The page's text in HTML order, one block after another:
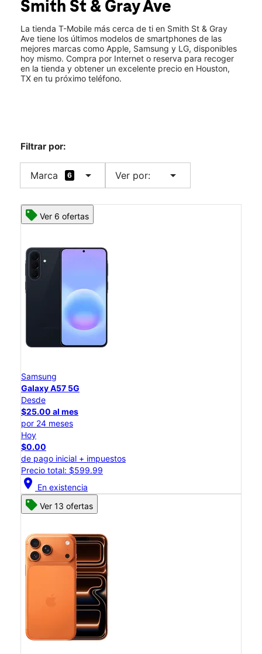
Mar.: 10:00 a.m. a 7:00 p.m.
2101 Smith St Suite 103 Houston, TX 77002
Smith St & Gray Ave
La tienda T-Mobile más cerca de ti en Smith St & Gray
Ave tiene los últimos modelos de smartphones de las
mejores marcas como Apple, Samsung y LG, disponibles
hoy mismo. Compra por Internet o reserva para recoger
en la tienda y obtener un excelente precio en Houston,
TX en tu próximo teléfono.
Filtrar por:
Marca 6 arrow_drop_down Ver por: arrow_drop_down
Ver 6 ofertas
Samsung
Galaxy A57 5G
Desde
$25.00 al mes
por 24 meses
Hoy
$0.00
de pago inicial + impuestos
Precio total: $599.99
location_on En existencia
Ver 13 ofertas